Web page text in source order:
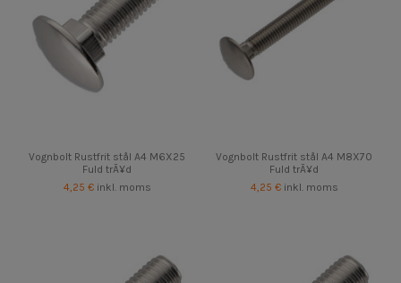
Vognbolt Rustfrit stål A4 M6X25
Fuld trÃ¥d
4,25 € inkl. moms
Vognbolt Rustfrit stål A4 M8X70
Fuld trÃ¥d
4,25 € inkl. moms